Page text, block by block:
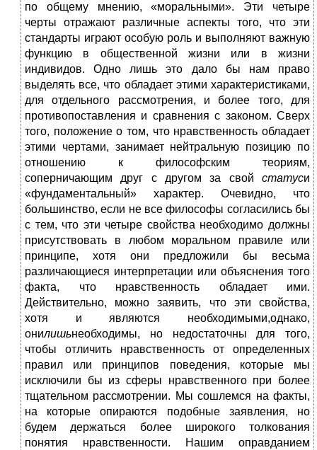
по общему мнению, «моральными». Эти четыре
черты отражают различные аспекты того, что эти
стандарты играют особую роль и выполняют важную
функцию в общественной жизни или в жизни
индивидов. Одно лишь это дало бы нам право
выделять все, что обладает этими характеристиками,
для отдельного рассмотрения, и более того, для
противопоставления и сравнения с законом. Сверх
того, положение о том, что нравственность обладает
этими чертами, занимает нейтральную позицию по
отношению к философским теориям,
соперничающим друг с другом за свой статуси
«фундаментальный» характер. Очевидно, что
большинство, если не все философы согласились бы
с тем, что эти четыре свойства необходимо должны
присутствовать в любом моральном правиле или
принципе, хотя они предложили бы весьма
различающиеся интерпретации или объяснения того
факта, что нравственность обладает ими.
Действительно, можно заявить, что эти свойства,
хотя и являются необходимыми,однако,
онилишьнеобходимы, но недостаточны для того,
чтобы отличить нравственность от определенных
правил или принципов поведения, которые мы
исключили бы из сферы нравственного при более
тщательном рассмотрении. Мы сошлемся на факты,
на которые опираются подобные заявления, но
будем держаться более широкого толкования
понятия нравственности. Нашим оправданием